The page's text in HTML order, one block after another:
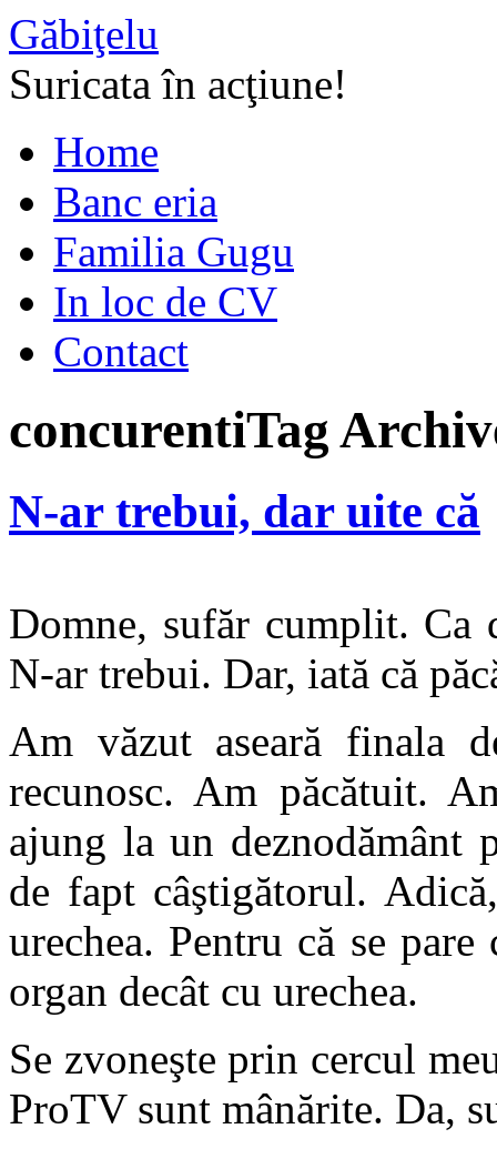
Găbiţelu
Suricata în acţiune!
Home
Banc eria
Familia Gugu
In loc de CV
Contact
concurentiTag
N-ar trebui, dar uite că
Domne, sufăr cumplit.
N-ar trebui. Dar, iată că
Am văzut aseară finala
recunosc. Am păcătuit.
ajung la un deznodământ
de fapt câştigătorul.
urechea. Pentru că se
organ decât cu urechea.
Se zvoneşte prin cercul
ProTV sunt mânărite. Da,